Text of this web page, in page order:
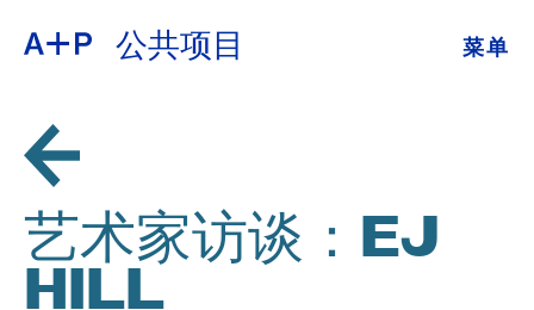
公共项目 菜单
教育
培养青年
展览
ESPAÑOL
普通话
艺术家访谈：EJ
HILL